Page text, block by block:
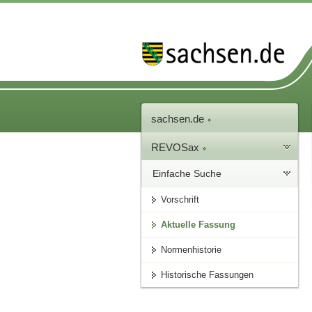
sachsen.de
REVOSax
Einfache Suche
Vorschrift
Aktuelle Fassung
Normenhistorie
Historische Fassungen